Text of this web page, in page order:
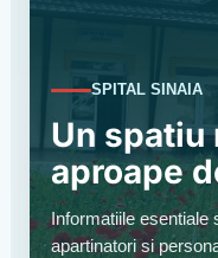
SPITAL SINAIA
Un
aproape
Informatiile esentiale
apartinatori si